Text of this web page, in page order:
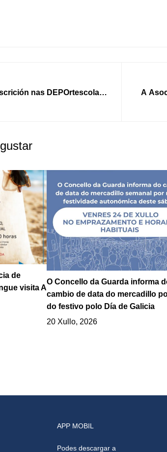
nas DEPOrtescolas
A
de
visita A
O Concello da Guarda informa
cambio de data do mercadillo
do festivo polo Día de Galicia
20 Xullo, 2026
APP MOBIL
Podes descargar a